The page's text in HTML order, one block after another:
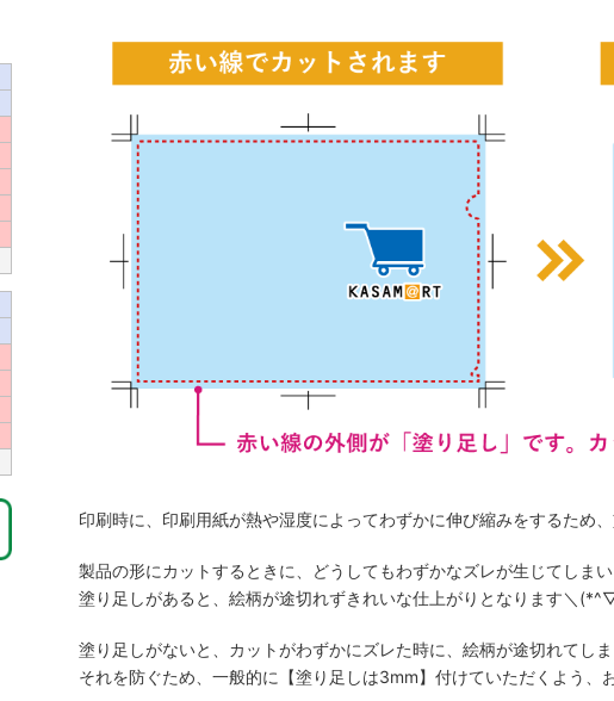
印刷時に、印刷用紙が熱や湿度によってわずかに伸び縮みをするため
製品の形にカットするときに、どうしてもわずかなズレが生じてしま
塗り足しがあると、絵柄が途切れずきれいな仕上がりとなります＼
塗り足しがないと、カットがわずかにズレた時に、絵柄が途切れてし
それを防ぐため、一般的に【塗り足しは3mm】付けていただくよう、